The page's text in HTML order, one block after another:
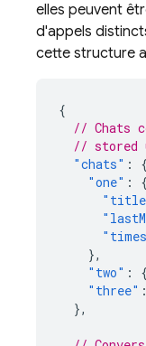
elles peuvent
d'appels
cette structure
{
// Chats
// stored
"chats" :
{
"one" :
{
},
"two" : {
"three" :
},